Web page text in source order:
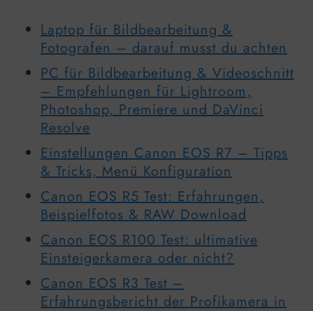
Laptop für Bildbearbeitung &
Fotografen – darauf musst du achten
PC für Bildbearbeitung & Videoschnitt
– Empfehlungen für Lightroom,
Photoshop, Premiere und DaVinci
Resolve
Einstellungen Canon EOS R7 – Tipps
& Tricks, Menü Konfiguration
Canon EOS R5 Test: Erfahrungen,
Beispielfotos & RAW Download
Canon EOS R100 Test: ultimative
Einsteigerkamera oder nicht?
Canon EOS R3 Test –
Erfahrungsbericht der Profikamera in